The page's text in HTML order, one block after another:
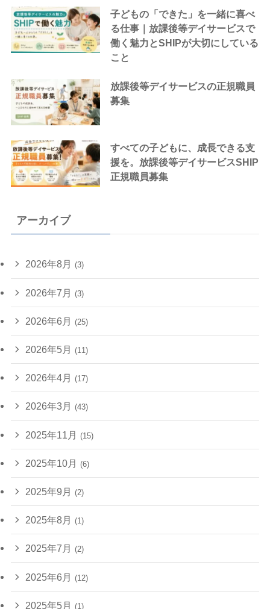
子どもの「できた」を一緒に喜べ
る仕事｜放課後等デイサービスで
働く魅力とSHIPが大切にしている
こと
放課後等デイサービスの正規職員
募集
すべての子どもに、成長できる支
援を。放課後等デイサービスSHIP
正規職員募集
アーカイブ
2026年8月 (3)
2026年7月 (3)
2026年6月 (25)
2026年5月 (11)
2026年4月 (17)
2026年3月 (43)
2025年11月 (15)
2025年10月 (6)
2025年9月 (2)
2025年8月 (1)
2025年7月 (2)
2025年6月 (12)
2025年5月 (1)